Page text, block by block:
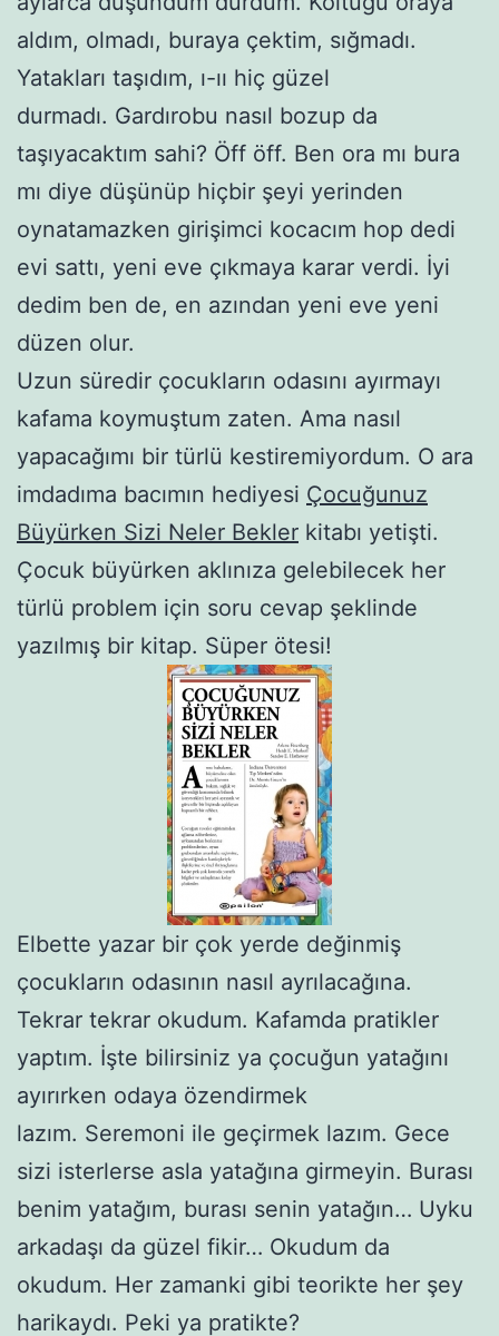
aldım, olmadı, buraya çektim, sığmadı.
Yatakları taşıdım, ı-ıı hiç güzel
durmadı. Gardırobu nasıl bozup da
taşıyacaktım sahi? Öff öff. Ben ora mı bura
mı diye düşünüp hiçbir şeyi yerinden
oynatamazken girişimci kocacım hop dedi
evi sattı, yeni eve çıkmaya karar verdi. İyi
dedim ben de, en azından yeni eve yeni
düzen olur.
Uzun süredir çocukların odasını ayırmayı
kafama koymuştum zaten. Ama nasıl
yapacağımı bir türlü kestiremiyordum. O ara
imdadıma bacımın hediyesi Çocuğunuz
Büyürken Sizi Neler Bekler kitabı yetişti.
Çocuk büyürken aklınıza gelebilecek her
türlü problem için soru cevap şeklinde
yazılmış bir kitap. Süper ötesi!
Elbette yazar bir çok yerde değinmiş
çocukların odasının nasıl ayrılacağına.
Tekrar tekrar okudum. Kafamda pratikler
yaptım. İşte bilirsiniz ya çocuğun yatağını
ayırırken odaya özendirmek
lazım. Seremoni ile geçirmek lazım. Gece
sizi isterlerse asla yatağına girmeyin. Burası
benim yatağım, burası senin yatağın… Uyku
arkadaşı da güzel fikir… Okudum da
okudum. Her zamanki gibi teorikte her şey
harikaydı. Peki ya pratikte?